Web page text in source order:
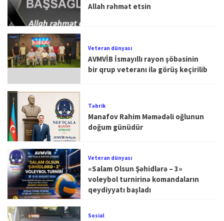
Allah rəhmət etsin
Veteran dünyası
AVMVİB İsmayıllı rayon şöbəsinin
bir qrup veteranı ilə görüş keçirilib
Təbrik
Manafov Rahim Məmədəli oğlunun
doğum günüdür
Veteran dünyası
«Salam Olsun Şəhidlərə – 3»
voleybol turnirinə komandaların
qeydiyyatı başladı
Sosial